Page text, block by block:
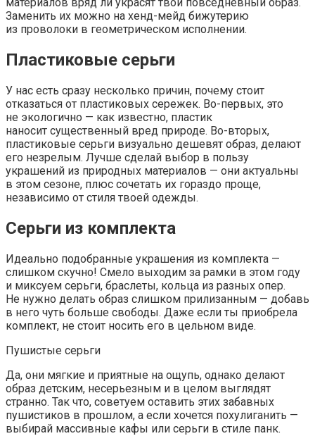
Заменить их можно на хенд-мейд бижутерию
из проволоки в геометрическом исполнении.
Пластиковые серьги
У нас есть сразу несколько причин, почему стоит
отказаться от пластиковых сережек. Во-первых, это
не экологично — как известно, пластик
наносит существенный вред природе. Во-вторых,
пластиковые серьги визуально дешевят образ, делают
его незрелым. Лучше сделай выбор в пользу
украшений из природных материалов — они актуальны
в этом сезоне, плюс сочетать их гораздо проще,
независимо от стиля твоей одежды.
Серьги из комплекта
Идеально подобранные украшения из комплекта —
слишком скучно! Смело выходим за рамки в этом году
и миксуем серьги, браслеты, кольца из разных опер.
Не нужно делать образ слишком прилизанным — добавь
в него чуть больше свободы. Даже если ты приобрела
комплект, не стоит носить его в цельном виде.
Пушистые серьги
Да, они мягкие и приятные на ощупь, однако делают
образ детским, несерьезным и в целом выглядят
странно. Так что, советуем оставить этих забавных
пушистиков в прошлом, а если хочется похулиганить —
выбирай массивные кафы или серьги в стиле панк.